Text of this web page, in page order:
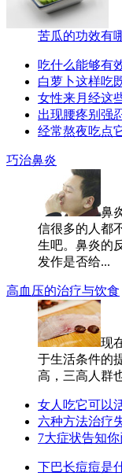
苦瓜的功效有
吃什么能够有
白萝卜这样吃
女性来月经这
出现腰疼别强
经常熬夜吃点
巧治鼻炎
鼻
信很多的人都
生吧。鼻炎的
发作是否给...
高血压的治疗与饮食
现
于生活条件的
高，三高人群
女人吃它可以
六种方法治疗
7大症状告知
下巴长痘痘是